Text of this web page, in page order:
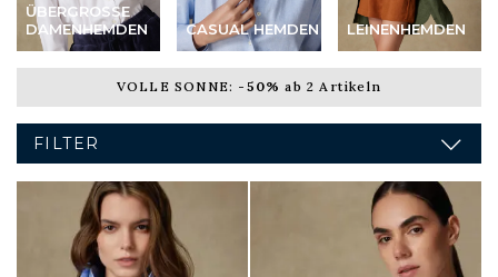
ÜBERGROSSE D
AMENHEMDEN
CASUAL HEMDEN LEINENHEMDEN
VOLLE SONNE: -50% ab 2 Artikeln
FILTER